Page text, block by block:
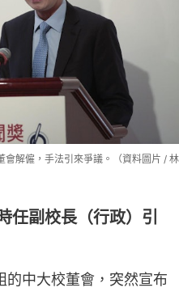
解僱，手法引來爭議。（資料圖片 / 林
任副校長（行政）引
中大校董會，突然宣布